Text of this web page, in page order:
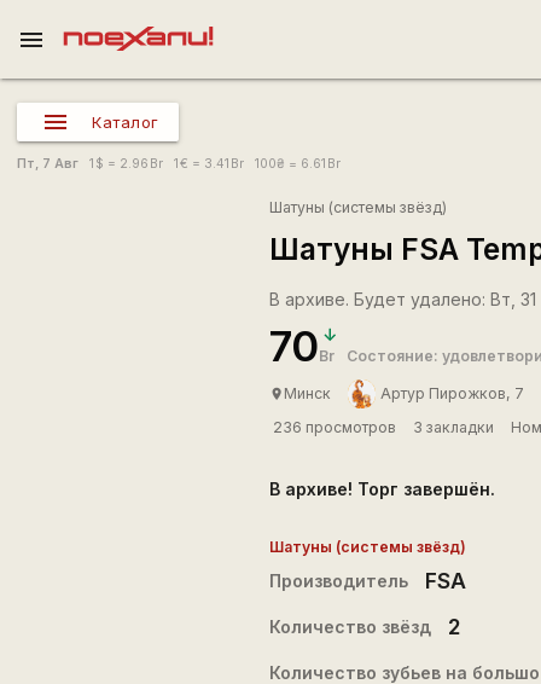
menu
Каталог
Пт, 7 Авг 1 $ = 2.96 Br 1€ = 3.41 Br 100₴ = 6.61 Br
Шатуны (системы звёзд)
Шатуны FSA
В архиве. Будет удалено: Вт, 31
70Br Состояние:
place Минск Артур Пирожков, 7
236 просмотров
3 закладки
В архиве! Торг завершён.
Шатуны (системы звёзд)
Производитель FSA
Количество звёзд 2
Количество зубьев на